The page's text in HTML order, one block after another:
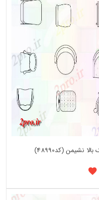
نشیمن (کد48990)